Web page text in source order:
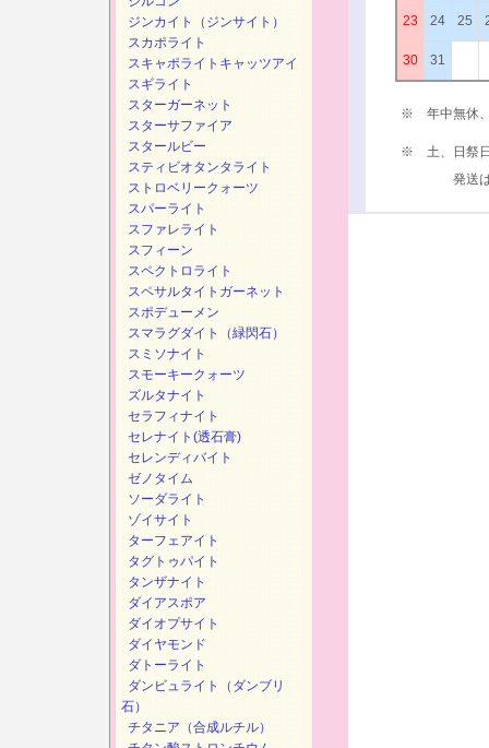
23 24 25
30 31
※ 年中無休、
※ 土、日祭日
発送は、
ジンカイト（ジンサイト）
スカポライト
スキャポライトキャッツアイ
スギライト
スターガーネット
スターサファイア
スタールビー
スティビオタンタライト
ストロベリークォーツ
スパーライト
スファレライト
スフィーン
スペクトロライト
スペサルタイトガーネット
スポデューメン
スマラグダイト（緑閃石）
スミソナイト
スモーキークォーツ
ズルタナイト
セラフィナイト
セレナイト(透石膏)
セレンディバイト
ゼノタイム
ソーダライト
ゾイサイト
ターフェアイト
タグトゥパイト
タンザナイト
ダイアスポア
ダイオプサイト
ダイヤモンド
ダトーライト
ダンビュライト（ダンブリ
石）
チタニア（合成ルチル）